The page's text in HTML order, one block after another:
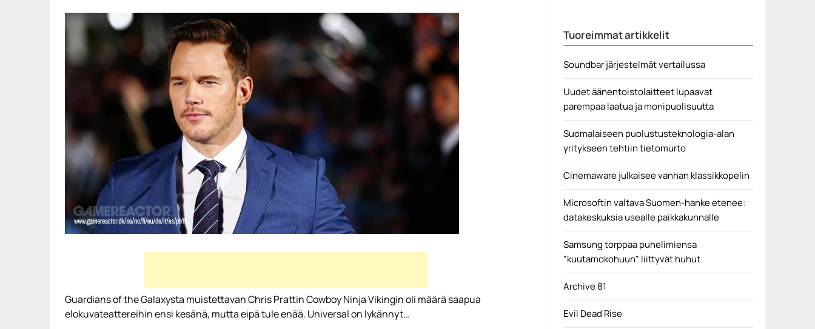
Guardians of the Galaxysta muistettavan Chris Prattin Cowboy Ninja Vikingin oli määrä saapua
elokuvateattereihin ensi kesänä, mutta eipä tule enää. Universal on lykännyt…
Tuoreimmat artikkelit
Soundbar järjestelmät vertailussa
Uudet äänentoistolaitteet lupaavat
parempaa laatua ja monipuolisuutta
Suomalaiseen puolustusteknologia-alan
yritykseen tehtiin tietomurto
Cinemaware julkaisee vanhan klassikkopelin
Microsoftin valtava Suomen-hanke etenee:
datakeskuksia usealle paikkakunnalle
Samsung torppaa puhelimiensa
”kuutamokohuun” liittyvät huhut
Archive 81
Evil Dead Rise